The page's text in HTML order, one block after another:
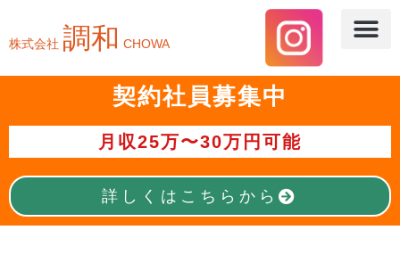
株式会社 調和 CHOWA
契約社員募集中
月収25万〜30万円可能
詳しくはこちらから